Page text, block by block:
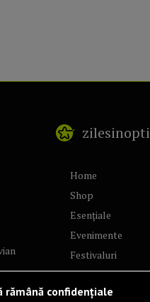
Home
Shop
Esențiale
Evenimente
Festivaluri
Concerte
Artă & Cultură
rămână confidențiale